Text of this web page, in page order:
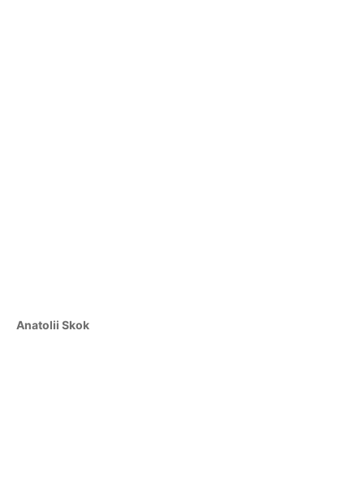
Anatolii Skok